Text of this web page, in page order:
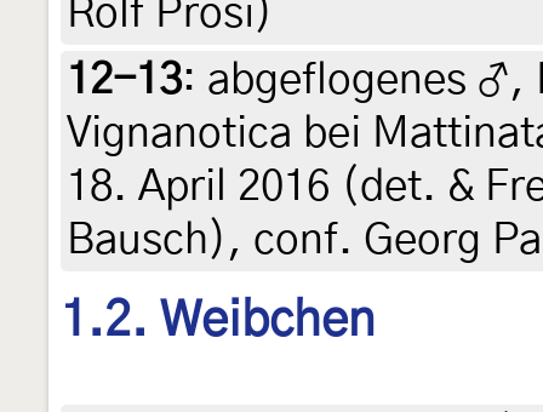
Rolf Prosi)
12-13: abgeflogenes ♂,
Vignanotica bei
18. April 2016 (det. &
Bausch), conf. Georg
1.2. Weibchen